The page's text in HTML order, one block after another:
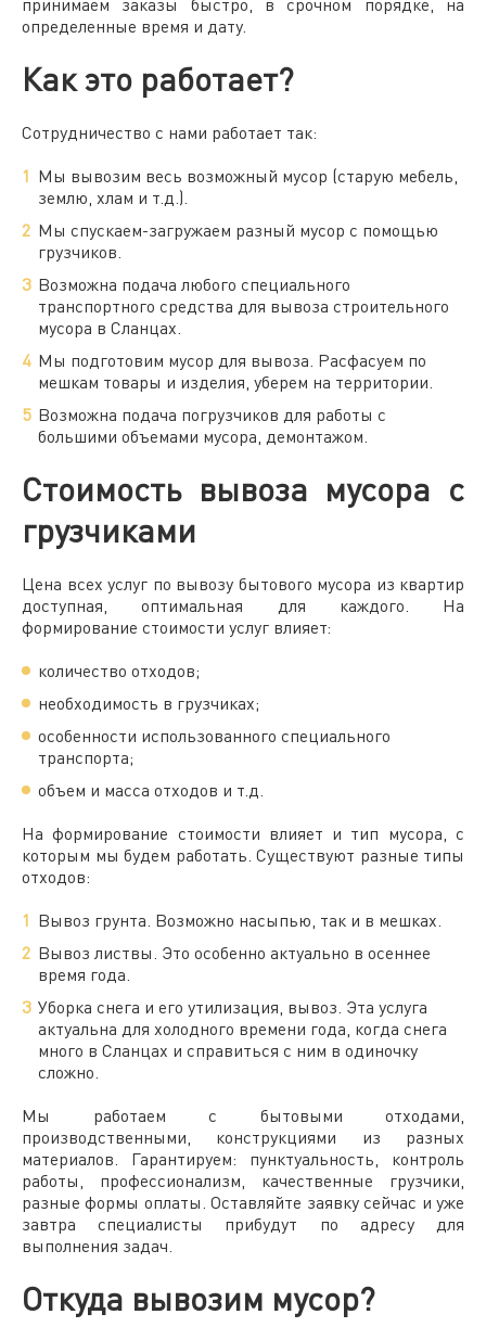
принимаем заказы быстро, в срочном порядке, на
определенные время и дату.
Как это работает?
Сотрудничество с нами работает так:
Мы вывозим весь возможный мусор (старую мебель,
землю, хлам и т.д.).
Мы спускаем-загружаем разный мусор с помощью
грузчиков.
Возможна подача любого специального
транспортного средства для вывоза строительного
мусора в Сланцах.
Мы подготовим мусор для вывоза. Расфасуем по
мешкам товары и изделия, уберем на территории.
Возможна подача погрузчиков для работы с
большими объемами мусора, демонтажом.
Стоимость вывоза мусора с
грузчиками
Цена всех услуг по вывозу бытового мусора из квартир
доступная, оптимальная для каждого. На
формирование стоимости услуг влияет:
количество отходов;
необходимость в грузчиках;
особенности использованного специального
транспорта;
объем и масса отходов и т.д.
На формирование стоимости влияет и тип мусора, с
которым мы будем работать. Существуют разные типы
отходов:
Вывоз грунта. Возможно насыпью, так и в мешках.
Вывоз листвы. Это особенно актуально в осеннее
время года.
Уборка снега и его утилизация, вывоз. Эта услуга
актуальна для холодного времени года, когда снега
много в Сланцах и справиться с ним в одиночку
сложно.
Мы работаем с бытовыми отходами,
производственными, конструкциями из разных
материалов. Гарантируем: пунктуальность, контроль
работы, профессионализм, качественные грузчики,
разные формы оплаты. Оставляйте заявку сейчас и уже
завтра специалисты прибудут по адресу для
выполнения задач.
Откуда вывозим мусор?